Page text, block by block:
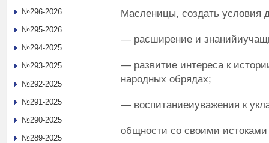
Масленицы, создать условия
— расширение и
— развитие интереса к
народных обрядах;
— воспитаниеиуважения к
общности со своими истоками
№296-2026
№295-2026
№294-2025
№293-2025
№292-2025
№291-2025
№290-2025
№289-2025